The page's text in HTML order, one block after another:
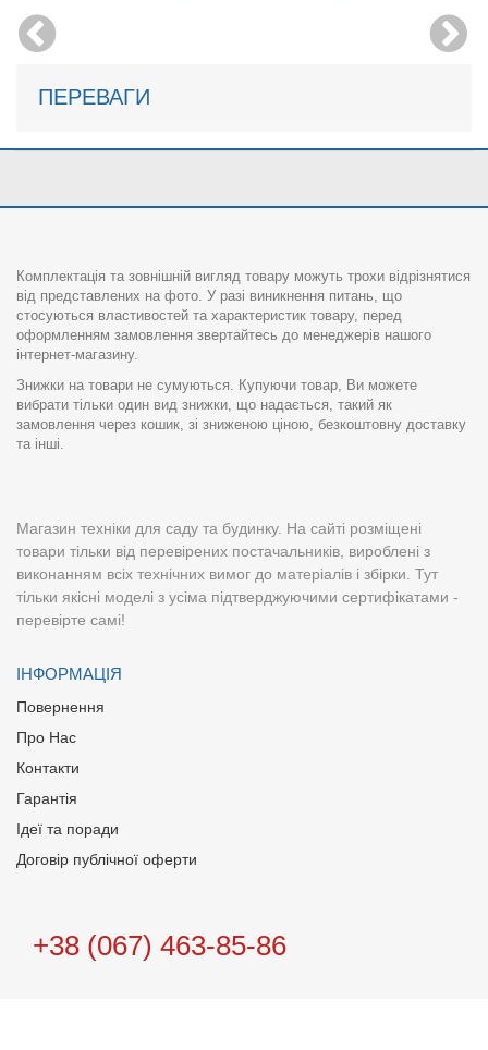
ПЕРЕВАГИ
Комплектація та зовнішній вигляд товару можуть трохи відрізнятися
від представлених на фото. У разі виникнення питань, що
стосуються властивостей та характеристик товару, перед
оформленням замовлення звертайтесь до менеджерів нашого
інтернет-магазину.
Знижки на товари не сумуються. Купуючи товар, Ви можете
вибрати тільки один вид знижки, що надається, такий як
замовлення через кошик, зі зниженою ціною, безкоштовну доставку
та інші.
Магазин техніки для саду та будинку. На сайті розміщені
товари тільки від перевірених постачальників, вироблені з
виконанням всіх технічних вимог до матеріалів і збірки. Тут
тільки якісні моделі з усіма підтверджуючими сертифікатами -
перевірте самі!
ІНФОРМАЦІЯ
Повернення
Про Нас
Контакти
Гарантія
Ідеї та поради
Договір публічної оферти
+38 (067) 463-85-86